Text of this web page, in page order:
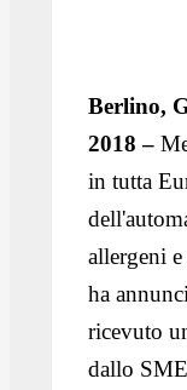
Berlino,
2018 –
in tutta
allergeni
ha
ricevuto
dallo